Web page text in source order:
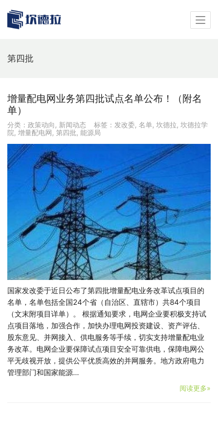
第四批
增量配电网业务第四批试点名单公布！（附名
单）
分类： 政策动向 , 新闻动态 标签： 发改委, 名单, 坎德拉, 坎德拉学
院, 增量配电网, 第四批, 能源局
国家发改委于近日公布了第四批增量配电业务改革试点项目的
名单，名单包括全国24个省（自治区、直辖市）共84个项目
（文末附项目详单）。 根据通知要求，电网企业要积极支持试
点项目落地，加强合作，加快办理电网投资建设、资产评估、
股东意见、并网接入、供电服务等手续，切实支持增量配电业
务改革。电网企业要保障试点项目安全可靠供电，保障电网公
平无歧视开放，提供公平优质高效的并网服务。地方政府电力
管理部门和国家能源…
阅读更多»